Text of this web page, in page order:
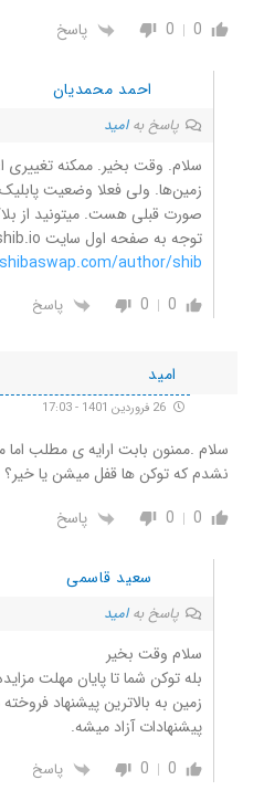
0
0 پاسخ
احمد محمدیان
پاسخ بهامید
سلام. وقت بخیر. ممکنه
زمین‌ها. ولی فعلا وضعیت
صورت قبلی هست. میتونید از
توجه به صفحه اول سایت shib.io تغییری تو وضعیتش ندیدم.
author/shib/
0
0 پاسخ
امید
سلام .ممنون بابت ارایه ی مطلب
نشدم که توکن ها قفل میشن یا خیر؟
0
0 پاسخ
سعید قاسمی
پاسخ بهامید
سلام وقت بخیر
بله توکن شما تا پایان مهلت
زمین به بالاترین پیشنهاد
پیشنهادات آزاد میشه.
0
0 پاسخ